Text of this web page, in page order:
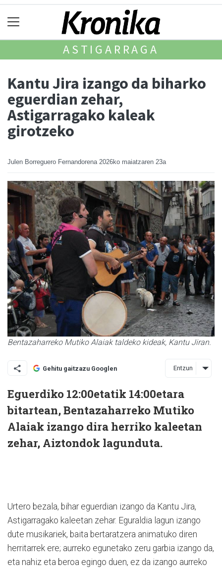
ASTIGARRAGA
Kantu Jira izango da biharko
eguerdian zehar,
Astigarragako kaleak
girotzeko
Julen Borreguero Fernandorena 2026ko maiatzaren 23a
Bentazaharreko Mutiko Alaiak taldeko kideak, Kantu Jiran.
Gehitu gaitzazu Googlen Entzun
Eguerdiko 12:00etatik 14:00etara
bitartean, Bentazaharreko Mutiko
Alaiak izango dira herriko kaleetan
zehar, Aiztondok lagunduta.
Urtero bezala, bihar eguerdian izango da Kantu Jira,
Astigarragako kaleetan zehar. Eguraldia lagun izango
dute musikariek, baita bertaratzera animatuko diren
herritarrek ere; aurreko egunetako zeru garbia izango da,
eta nahiz eta beroa egingo duen, ez da izango aurreko